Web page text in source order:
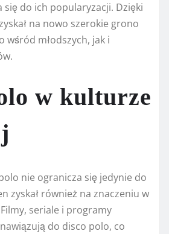
się do ich popularyzacji. Dzięki
na nowo szerokie grono
wśród młodszych, jak i
w kulturze
nie ogranicza się jedynie do
zyskał również na znaczeniu w
seriale i programy
do disco polo, co